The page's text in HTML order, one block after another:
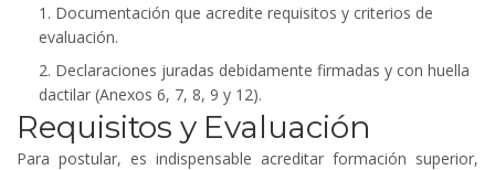
1. Documentación que acredite requisitos y criterios de
evaluación.
2. Declaraciones juradas debidamente firmadas y con huella
dactilar (Anexos 6, 7, 8, 9 y 12).
Requisitos y Evaluación
Para postular, es indispensable acreditar formación superior,